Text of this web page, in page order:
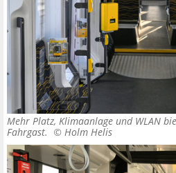
Mehr Platz, Klimaanlage und WLAN
Fahrgast. © Holm Helis